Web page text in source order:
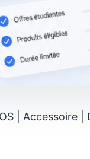
| Accessoire |